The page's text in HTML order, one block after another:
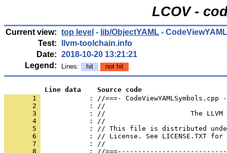
LCOV -
Current view: top level - lib/ObjectYAML -
Test:
llvm-toolchain.info
Date: 2018-10-20 13:21:21
Legend:
Lines: hit not hit
          Line data    Source code
       1
: //===- CodeViewYAMLSymbols.cpp
       2
       3
       4
       5
       6
       7
       8